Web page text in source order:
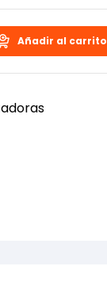
Añadir al carrito